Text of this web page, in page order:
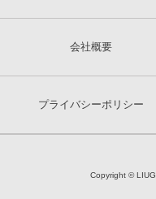
会社概要
プライバシーポリシー
Copyright ©